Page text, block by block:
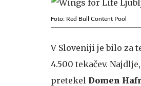
Foto: Red Bull Content Pool
V Sloveniji je bilo za
4.500 tekačev.
pretekel Domen